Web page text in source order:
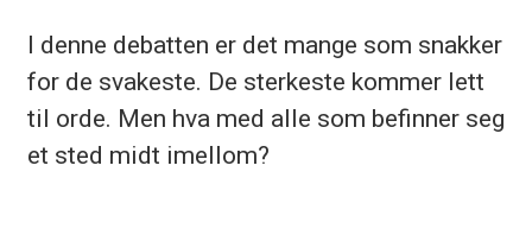
I den­ne de­bat­ten er det man­ge som snak­ker
for de sva­kes­te. De ster­kes­te kom­mer lett
til orde. Men hva med alle som be­fin­ner seg
et sted midt imel­lom?